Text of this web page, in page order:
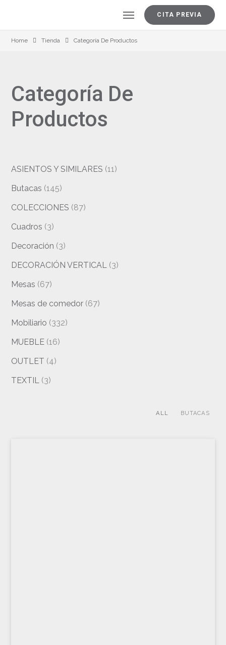
CITA PREVIA
Home Tienda Categoría De Productos
Categoría De
Productos
ASIENTOS Y SIMILARES (11)
Butacas (145)
COLECCIONES (87)
Cuadros (3)
Decoración (3)
DECORACIÓN VERTICAL (3)
Mesas (67)
Mesas de comedor (67)
Mobiliario (332)
MUEBLE (16)
OUTLET (4)
TEXTIL (3)
ALL BUTACAS